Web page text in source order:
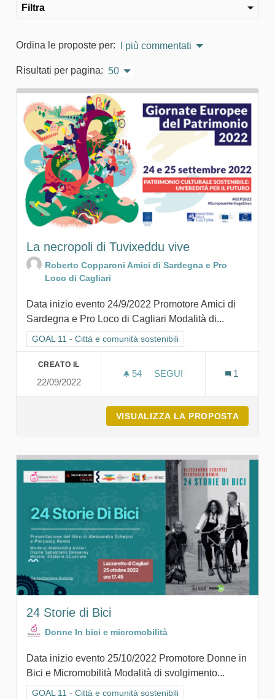
Filtra
Ordina le proposte per: I più commentati
Risultati per pagina: 50
La necropoli di Tuvixeddu vive
Roberto Copparoni Amici di Sardegna e Pro
Loco di Cagliari
Data inizio evento 24/9/2022 Promotore Amici di
Sardegna e Pro Loco di Cagliari Modalità di...
Filtra i risultati per categoria: GOAL 11 - Città e comunità
GOAL 11 - Città e comunità sostenibili
CREATO IL
22/09/2022
54 54 SOSTENITORI
SEGUI
1
VISUALIZZA LA PROPOSTA
24 Storie di Bici
Donne In bici e micromobilità
Data inizio evento 25/10/2022 Promotore Donne in
Bici e Micromobilità Modalità di svolgimento...
Filtra i risultati per categoria: GOAL 11 - Città e comunità
GOAL 11 - Città e comunità sostenibili